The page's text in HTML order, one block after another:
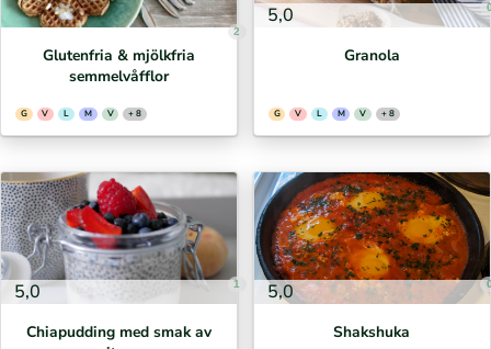
2
Glutenfria & mjölkfria
semmelvåfflor
G V L M V + 8
5,0
Granola
G V L M V + 8
5,0 1
Chiapudding med smak av
5,0
Shakshuka